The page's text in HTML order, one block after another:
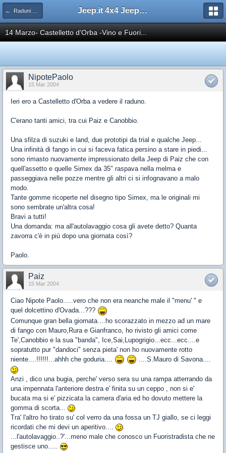
← Raduni 4x4 Jeep.it 4x4 Jeep Web Community
14 Marzo- Castelletto d'Orba -Vino e Fuori...
NipotePaolo
15 Mar 2004
Ieri ero a Castelletto d'Orba a vedere il raduno.
C'erano tanti amici, tra cui Paiz e Canobbio.
Una sfilza di suzuki e land, due prototipi da trial e qualche Jeep...
Una infinità di fango in cui si faceva fatica persino a stare in piedi...
sono rimasto nuovamente impressionato della Jeep di Paiz che con
quell'assetto e quelle Simex da 35" raspava nella melma e
passeggiava nelle pozze mentre gli altri ci si infognavano a malo
modo.
Tante gomme ricoperte nel disegno tipo Simex, ma le originali mi
sono sembrate un'altra cosa!
Bravi a tutti!
Una domanda: ma all'autolavaggio cosa gli avete detto? Quanta
zavorra c'è in più dopo una giornata così?
Paolo.
Paiz
15 Mar 2004
Ciao Nipote Paolo.....vero che non era neanche male il "menu' " e
quel dolcettino d'Ovada...???
Comunque gran bella giornata....ho scorazzato in mezzo ad un mare
di fango con Mauro,Rura e Gianfranco, ho rivisto gli amici come
Te',Canobbio e la sua "banda", Ice,Sai,Lupogrigio...ecc...ecc....e
sopratutto pur "dandoci" senza pieta' non ho nuovamente rotto
niente....!!!!!!...ahhh che goduria....
....S.Mauro di Savona....
Anzi , dico una bugia, perche' verso sera su una rampa atterrando da
una impennata l'anteriore destra e' finita su un ceppo , non si e'
bucata ma si e' pizzicata la camera d'aria ed ho dovuto mettere la
gomma di scorta...
Tra' l'altro ho tirato su' col verro da una fossa un TJ giallo, se ci leggi
ricordati che mi devi un aperitivo....
...l'autolavaggio..?'...meno male che conosco un Fuoristradista che ne
gestisce uno.....